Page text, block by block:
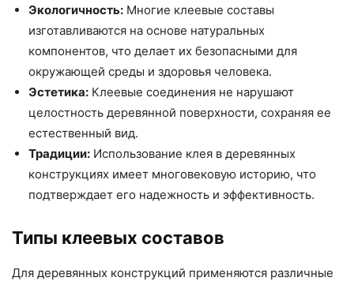
Экологичность: Многие клеевые составы
изготавливаются на основе натуральных
компонентов, что делает их безопасными для
окружающей среды и здоровья человека.
Эстетика: Клеевые соединения не нарушают
целостность деревянной поверхности, сохраняя ее
естественный вид.
Традиции: Использование клея в деревянных
конструкциях имеет многовековую историю, что
подтверждает его надежность и эффективность.
Типы клеевых составов
Для деревянных конструкций применяются различные